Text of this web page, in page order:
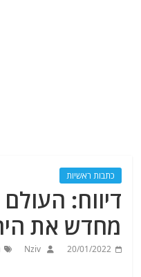
כתבות ראשיות
דיווח:
מחדש את
20/01/2022
Nziv